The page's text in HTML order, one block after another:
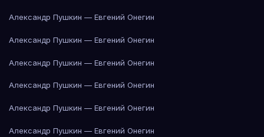
Александр Пушкин — Евгений Онегин
Александр Пушкин — Евгений Онегин
Александр Пушкин — Евгений Онегин
Александр Пушкин — Евгений Онегин
Александр Пушкин — Евгений Онегин
Александр Пушкин — Евгений Онегин